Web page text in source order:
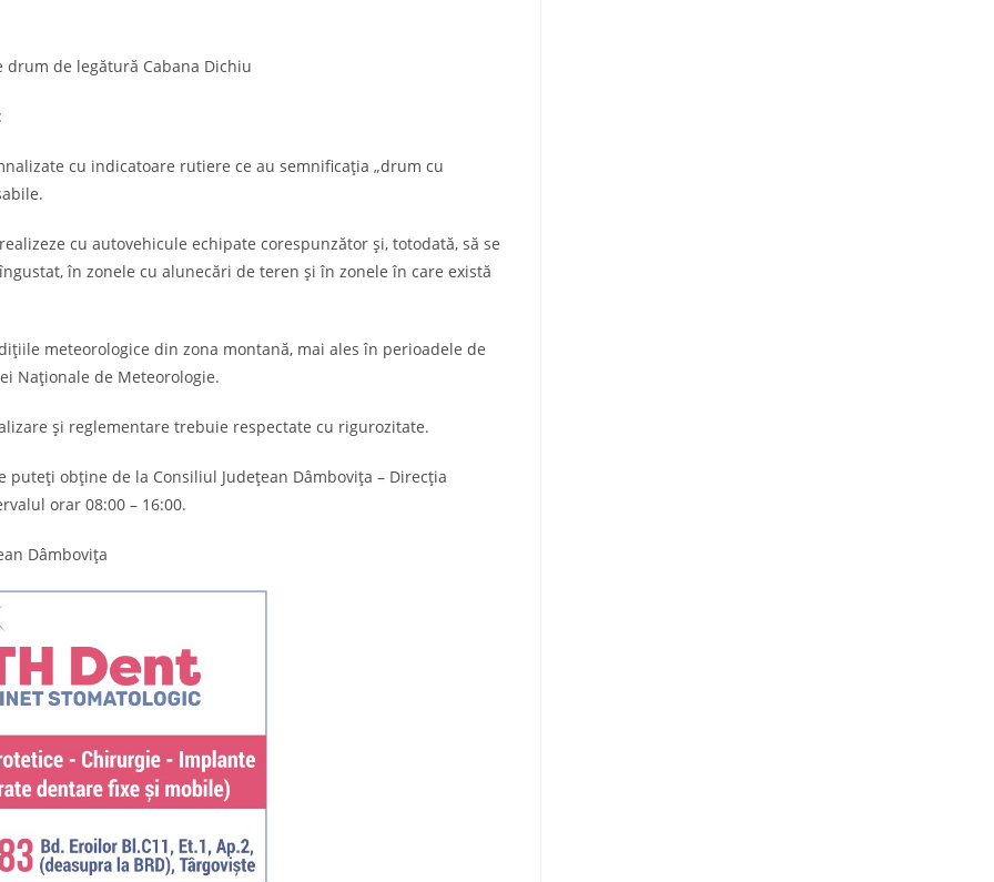
drum de legătură Cabana Dichiu
cu indicatoare rutiere ce au semnificaţia „drum cu
cu autovehicule echipate corespunzător şi, totodată, să se
în zonele cu alunecări de teren şi în zonele în care există
meteorologice din zona montană, mai ales în perioadele de
Naționale de Meteorologie.
și reglementare trebuie respectate cu rigurozitate.
obține de la Consiliul Judeţean Dâmboviţa – Direcţia
orar 08:00 – 16:00.
Dâmbovița